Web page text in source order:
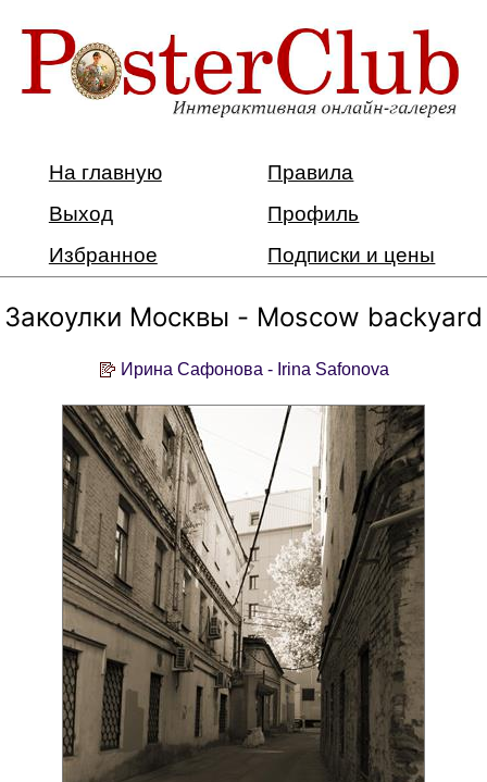
На главную
Правила
Выход
Профиль
Избранное
Подписки и цены
Закоулки Москвы - Moscow backyard
Ирина Сафонова - Irina Safonova